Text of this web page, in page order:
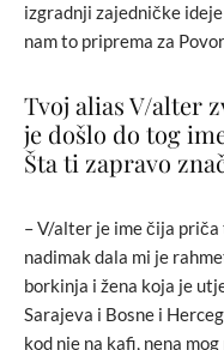
izgradnji zajedničke
nam to priprema za
Tvoj alias V/alter
je došlo do tog
Šta ti zapravo
– V/alter je ime čija priča
nadimak dala mi je
borkinja i žena koja je
Sarajeva i Bosne i
kod nje na kafi, nena